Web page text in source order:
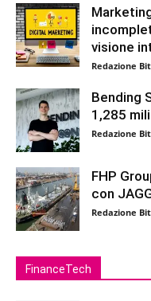
visione
Redazione
Bending
1,285
Redazione
FHP
con
Redazione
FinanceTech